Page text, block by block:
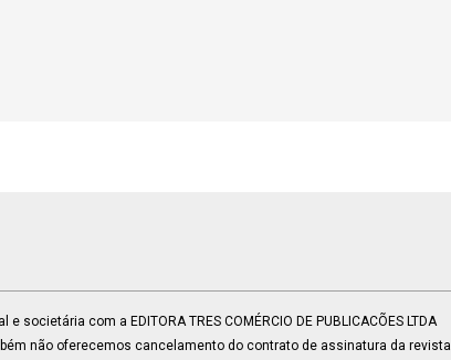
com a EDITORA TRES COMÉRCIO DE PUBLICACÕES LTDA
não oferecemos cancelamento do contrato de assinatura da revista